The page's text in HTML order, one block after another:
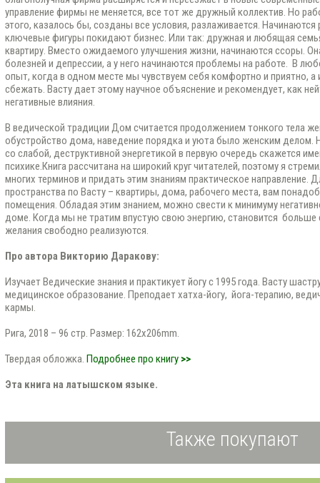
управление фирмы не меняется, все тот же дружный коллектив. Но
этого, казалось бы, созданы все условия, разлаживается.
ключевые фигуры покидают бизнес. Или так: дружная и любящая
квартиру. Вместо ожидаемого улучшения жизни, начинаются ссоры.
болезней и депрессии, а у него начинаются проблемы на работе. В
опыт, когда в одном месте мы чувствуем себя комфортно и приятно, а
сбежать. Васту дает этому научное объяснение и рекомендует, как
негативные влияния.
В ведической традиции Дом считается продолжением тонкого тела
обустройство дома, наведение порядка и уюта было женским делом.
со слабой, деструктивной энергетикой в первую очередь скажется
психике.Книга рассчитана на широкий круг читателей, поэтому я
многих терминов и придать этим знаниям практическое направление.
пространства по Васту – квартиры, дома, рабочего места, вам
помещения. Обладая этим знанием, можно свести к минимуму
доме. Когда мы не тратим впустую свою энергию, становится больше
желания свободно реализуются.
Про автора Викторию Даракову:
Изучает Ведические знания и практикует йогу с 1995 года. Васту
медицинское образование. Преподает хатха-йогу, йога-терапию,
кармы.
Рига, 2018 – 96 стр. Размер: 162x206mm.
Твердая обложка. Подробнее про книгу >>
Эта книга на латышском языке.
Также покупают